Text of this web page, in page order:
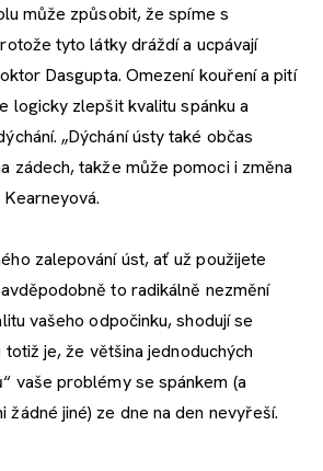
může způsobit, že spíme s
tyto látky dráždí a ucpávají
Dasgupta. Omezení kouření a pití
logicky zlepšit kvalitu spánku a
„Dýchání ústy také občas
zádech, takže může pomoci i změna
zalepování úst, ať už použijete
to radikálně nezmění
vašeho odpočinku, shodují se
je, že většina jednoduchých
vaše problémy se spánkem (a
žádné jiné) ze dne na den nevyřeší.